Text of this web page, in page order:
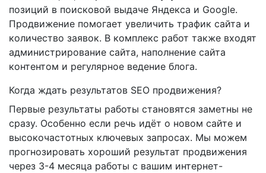
позиций в поисковой выдаче Яндекса и Google.
Продвижение помогает увеличить трафик сайта и
количество заявок. В комплекс работ также входят
администрирование сайта, наполнение сайта
контентом и регулярное ведение блога.
Когда ждать результатов SEO продвижения?
Первые результаты работы становятся заметны не
сразу. Особенно если речь идёт о новом сайте и
высокочастотных ключевых запросах. Мы можем
прогнозировать хороший результат продвижения
через 3-4 месяца работы с вашим интернет-